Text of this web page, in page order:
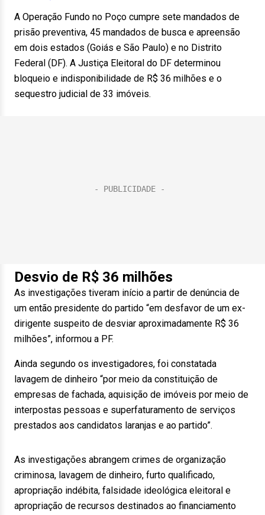
A Operação Fundo no Poço cumpre sete mandados de
prisão preventiva, 45 mandados de busca e apreensão
em dois estados (Goiás e São Paulo) e no Distrito
Federal (DF). A Justiça Eleitoral do DF determinou
bloqueio e indisponibilidade de R$ 36 milhões e o
sequestro judicial de 33 imóveis.
Desvio de R$ 36 milhões
As investigações tiveram início a partir de denúncia de
um então presidente do partido “em desfavor de um ex-
dirigente suspeito de desviar aproximadamente R$ 36
milhões”, informou a PF.
Ainda segundo os investigadores, foi constatada
lavagem de dinheiro “por meio da constituição de
empresas de fachada, aquisição de imóveis por meio de
interpostas pessoas e superfaturamento de serviços
prestados aos candidatos laranjas e ao partido”.
As investigações abrangem crimes de organização
criminosa, lavagem de dinheiro, furto qualificado,
apropriação indébita, falsidade ideológica eleitoral e
apropriação de recursos destinados ao financiamento